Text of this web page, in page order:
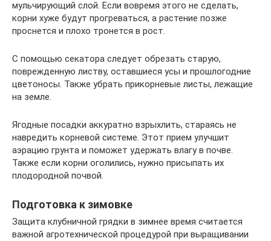
мульчирующий слой. Если вовремя этого не сделать,
корни хуже будут прогреваться, а растение позже
проснется и плохо тронется в рост.
С помощью секатора следует обрезать старую,
поврежденную листву, оставшиеся усы и прошлогодние
цветоносы. Также убрать прикорневые листы, лежащие
на земле.
Ягодные посадки аккуратно взрыхлить, стараясь не
навредить корневой системе. Этот прием улучшит
аэрацию грунта и поможет удержать влагу в почве.
Также если корни оголились, нужно присыпать их
плодородной почвой.
Подготовка к зимовке
Защита клубничной грядки в зимнее время считается
важной агротехнической процедурой при выращивании